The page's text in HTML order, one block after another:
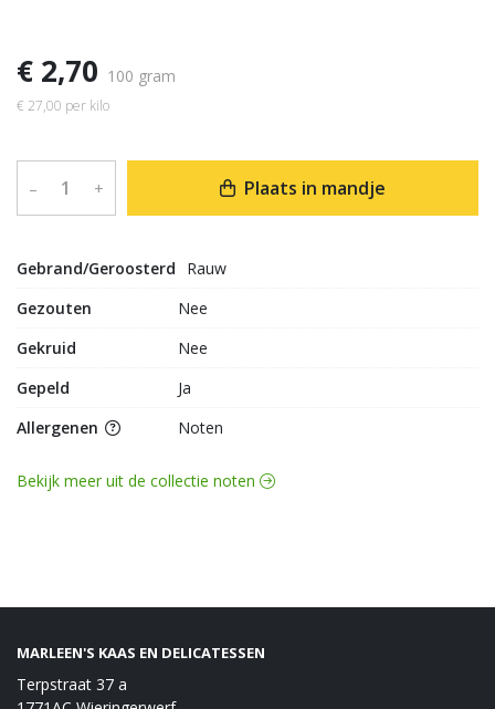
€ 2,70 100 gram
€ 27,00 per kilo
– + Plaats in mandje
Gebrand/Geroosterd
Rauw
Gezouten
Nee
Gekruid
Nee
Gepeld
Ja
Allergenen
Noten
Bekijk meer uit de collectie noten
MARLEEN'S KAAS EN DELICATESSEN
Terpstraat 37 a